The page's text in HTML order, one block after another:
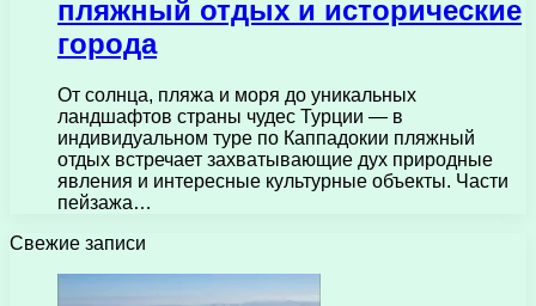
пляжный отдых и исторические
города
От солнца, пляжа и моря до уникальных
ландшафтов страны чудес Турции — в
индивидуальном туре по Каппадокии пляжный
отдых встречает захватывающие дух природные
явления и интересные культурные объекты. Части
пейзажа…
Свежие записи